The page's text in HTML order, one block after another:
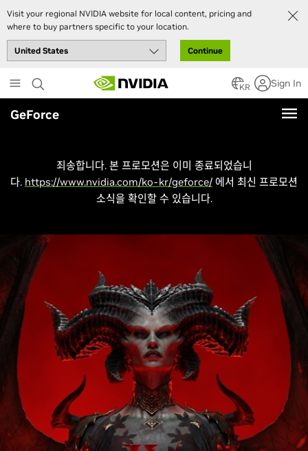
Visit your regional NVIDIA website for local content, pricing and
where to buy partners specific to your location.
Continue
to
main
content
KR Sign In
GeForce
죄송합니다. 본 프로모션은 이미 종료되었습니
다. https://www.nvidia.com/ko-kr/geforce/ 에서 최신 프로모션
소식을 확인할 수 있습니다.